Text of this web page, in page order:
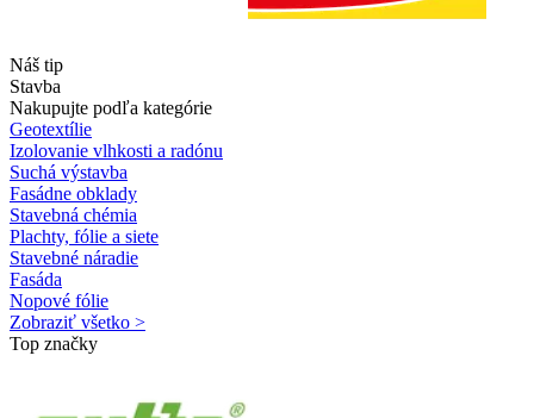
Náš tip
Stavba
Nakupujte podľa kategórie
Geotextílie
Izolovanie vlhkosti a radónu
Suchá výstavba
Fasádne obklady
Stavebná chémia
Plachty, fólie a siete
Stavebné náradie
Fasáda
Nopové fólie
Zobraziť všetko >
Top značky